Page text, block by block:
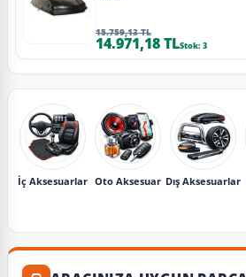
15.759,13 TL
14.971,18 TLStok: 3
İç Aksesuarlar Oto Aksesuar Dış Aksesuarlar